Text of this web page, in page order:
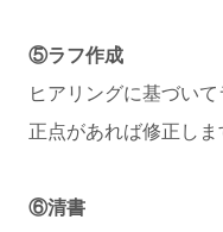
⑤ラフ作成
ヒアリングに基づい
正点があれば修正しま
⑥清書